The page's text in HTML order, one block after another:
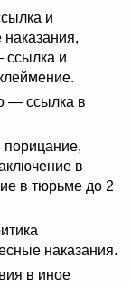
и
ссылка и
— ссылка в
порицание,
в
в тюрьме до 2
наказания.
в иное